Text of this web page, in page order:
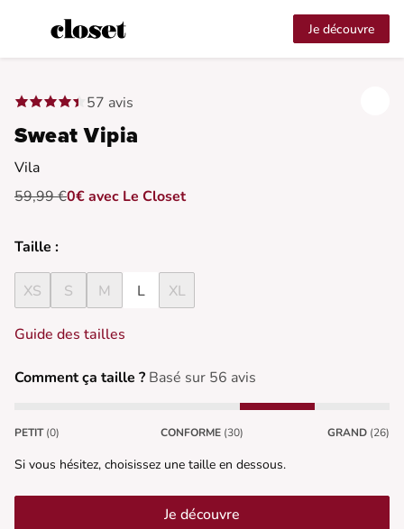
Je découvre
57 avis
Sweat Vipia
Vila
59,99 €0€ avec Le Closet
Taille :
XS S M L XL
Guide des tailles
Comment ça taille ? Basé sur 56 avis
PETIT (0) CONFORME (30) GRAND (26)
Si vous hésitez, choisissez une taille en dessous.
Je découvre